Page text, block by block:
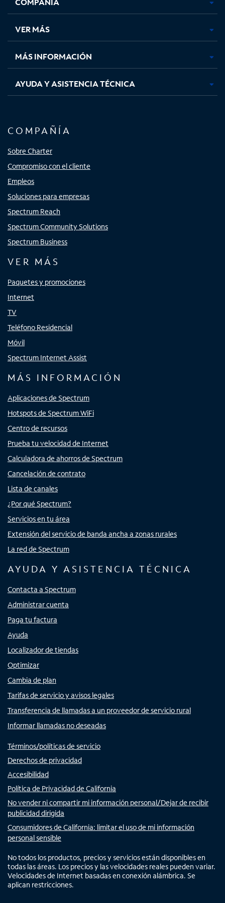
en
pestaña
nueva
en
pestaña
nueva
en
pestaña
nueva
en
nueva
VER MÁS
MÁS INFORMACIÓN
AYUDA Y ASISTENCIA TÉCNICA
COMPAÑÍA
Sobre Charter
Compromiso con el cliente
Empleos
Soluciones para empresas
Spectrum Reach
Spectrum Community Solutions
Spectrum Business
VER MÁS
Paquetes y promociones
Internet
TV
Teléfono Residencial
Móvil
Spectrum Internet Assist
MÁS INFORMACIÓN
Aplicaciones de Spectrum
Hotspots de Spectrum WiFi
Centro de recursos
Prueba tu velocidad de Internet
Calculadora de ahorros de Spectrum
Cancelación de contrato
Lista de canales
¿Por qué Spectrum?
Servicios en tu área
Extensión del servicio de banda ancha a zonas rurales
La red de Spectrum
AYUDA Y ASISTENCIA TÉCNICA
Contacta a Spectrum
Administrar cuenta
Paga tu factura
Ayuda
Localizador de tiendas
Optimizar
Cambia de plan
Tarifas de servicio y avisos legales
Transferencia de llamadas a un proveedor de servicio rural
Informar llamadas no deseadas
Términos/políticas de servicio
Derechos de privacidad
Accesibilidad
Política de Privacidad de California
No vender ni compartir mi información personal/Dejar de recibir
publicidad dirigida
Consumidores de California: limitar el uso de mi información
personal sensible
No todos los productos, precios y servicios están disponibles en
todas las áreas. Los precios y las velocidades reales pueden variar.
Velocidades de Internet basadas en conexión alámbrica. Se
aplican restricciones.